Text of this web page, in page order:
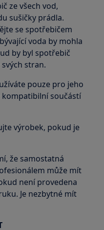
ze všech vod,
sušičky prádla.
se spotřebičem
voda by mohla
by byl spotřebič
stran.
pouze pro jeho
kompatibilní součástí
výrobek, pokud je
že samostatná
může mít
není provedena
Je nezbytné mít